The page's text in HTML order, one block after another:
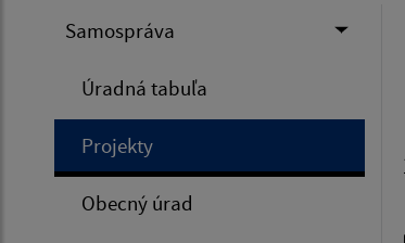
Samospráva
Úradná tabuľa
Projekty
Obecný úrad